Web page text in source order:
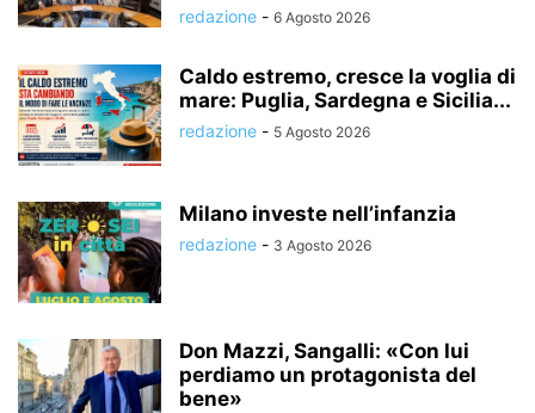
redazione - 6 Agosto 2026
Caldo estremo, cresce la voglia di
mare: Puglia, Sardegna e Sicilia...
redazione - 5 Agosto 2026
Milano investe nell’infanzia
redazione - 3 Agosto 2026
Don Mazzi, Sangalli: «Con lui
perdiamo un protagonista del
bene»